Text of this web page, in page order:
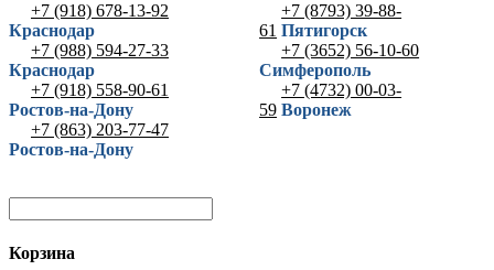
+7 (918) 678-13-92
Краснодар
+7 (988) 594-27-33
Краснодар
+7 (918) 558-90-61
Ростов-на-Дону
+7 (863) 203-77-47
Ростов-на-Дону
+7 (8793) 39-88-
61 Пятигорск
+7 (3652) 56-10-60
Симферополь
+7 (4732) 00-03-
59 Воронеж
Корзина